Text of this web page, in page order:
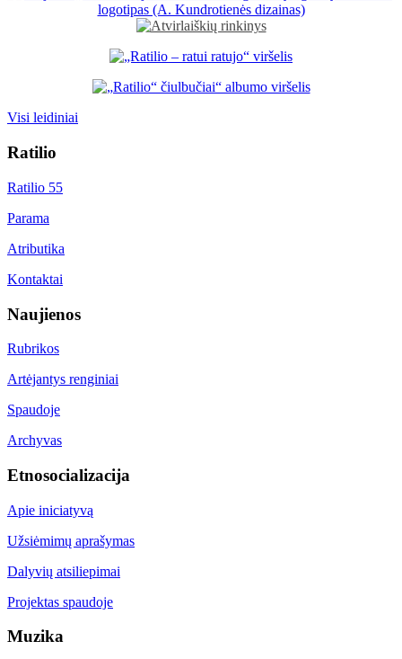
Visi leidiniai
Ratilio
Ratilio 55
Parama
Atributika
Kontaktai
Naujienos
Rubrikos
Artėjantys renginiai
Spaudoje
Archyvas
Etnosocializacija
Apie iniciatyvą
Užsiėmimų aprašymas
Dalyvių atsiliepimai
Projektas spaudoje
Muzika